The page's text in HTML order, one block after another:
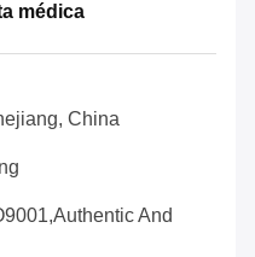
médica
China
And